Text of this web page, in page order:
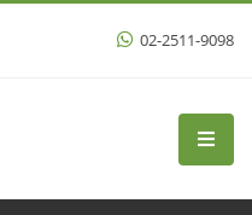
02-2511-9098